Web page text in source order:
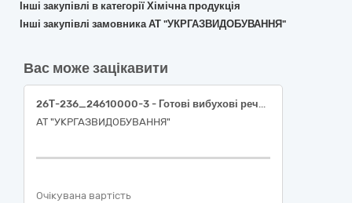
Інші закупівлі в категорії Хімічна продукція
Інші закупівлі замовника АТ "УКРГАЗВИДОБУВАННЯ"
Вас може зацікавити
26Т-236_24610000-3 - Готові вибухові речовини (Безкорпусна перфораційна система глибокого пробиття 2-1/8" (54 мм))
АТ "УКРГАЗВИДОБУВАННЯ"
Очікувана вартість